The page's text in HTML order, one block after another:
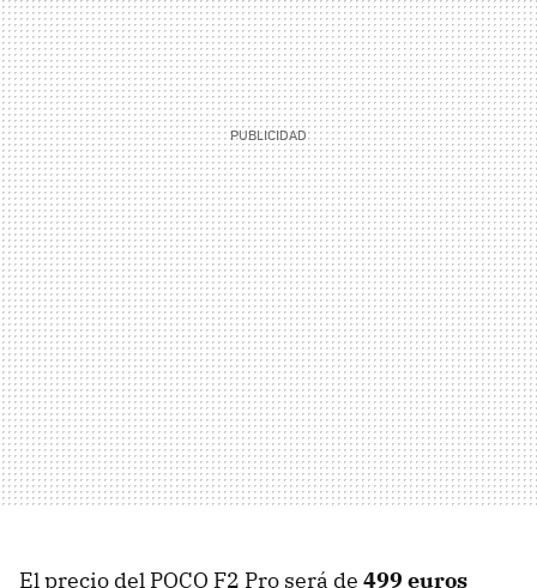
El precio del POCO F2 Pro será de 499 euros